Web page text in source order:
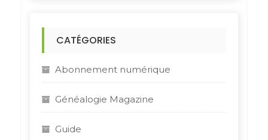
:
CATÉGORIES
Abonnement numérique
Généalogie Magazine
Guide